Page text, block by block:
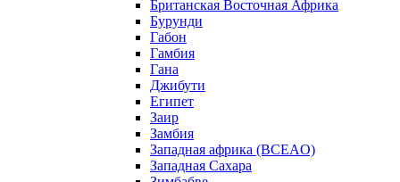
Британская Восточная Африка
Бурунди
Габон
Гамбия
Гана
Джибути
Египет
Заир
Замбия
Западная африка (BCEAO)
Западная Сахара